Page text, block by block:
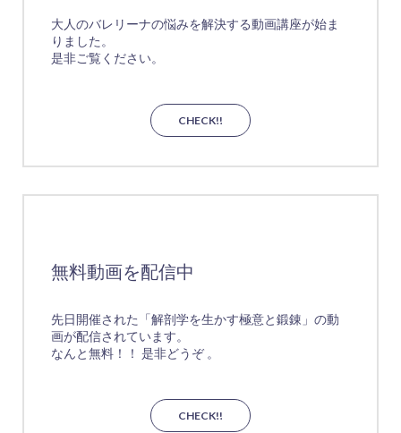
大人のバレリーナの悩みを解決する動画講座が始ま
りました。
是非ご覧ください。
CHECK!!
無料動画を配信中
先日開催された「解剖学を生かす極意と鍛錬」の動
画が配信されています。
なんと無料！！ 是非どうぞ 。
CHECK!!